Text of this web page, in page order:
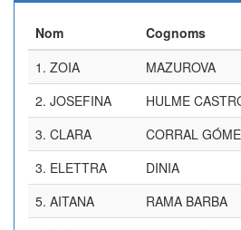
Nom Cognoms
1. ZOIA MAZUROVA
2. JOSEFINA HULME
3. CLARA CORRAL
3. ELETTRA DINIA
5. AITANA RAMA BARBA